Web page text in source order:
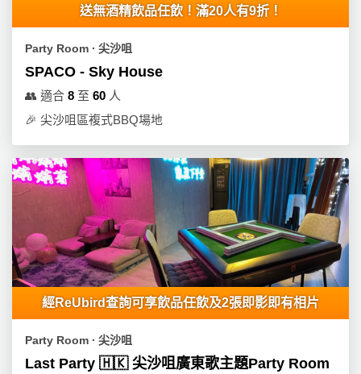
地
佈
置
即
食
系
列
會
及
拍
婚
禮
親
子
活
動
清
單
送無酒精飲品任飲！滿20人有9折！
Party Room ∙ 尖沙咀
SPACO - Sky House
👥 適合 8 至 60 人
🎉 尖沙咀區複式BBQ場地
經ReUbird查詢可享飲品任飲及2張即影即有相片
Party Room ∙ 尖沙咀
Last Party 🇭🇰 尖沙咀廣東歌主題Party Room